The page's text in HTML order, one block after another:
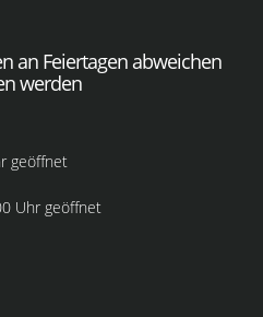
an Feiertagen abweichen
werden
geöffnet
Uhr geöffnet